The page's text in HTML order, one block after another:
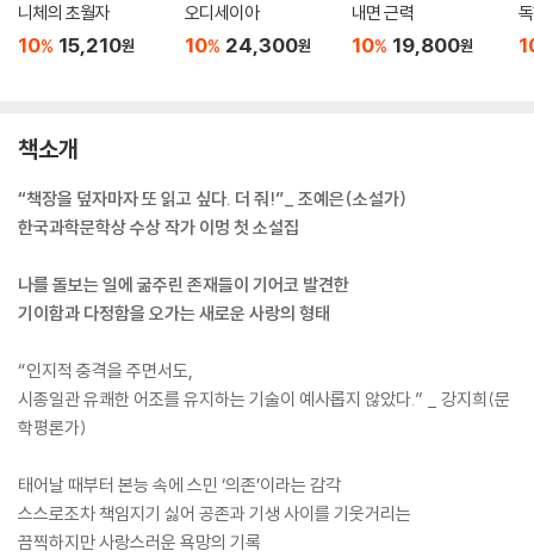
니체의 초월자
10% 15,210원
오디세이아
10% 24,300원
내면 근력
10% 19,800원
책소개
“책장을 덮자마자 또 읽고 싶다. 더 줘!”_ 조예은(소설가)
한국과학문학상 수상 작가 이멍 첫 소설집
나를 돌보는 일에 굶주린 존재들이 기어코 발견한
기이함과 다정함을 오가는 새로운 사랑의 형태
“인지적 충격을 주면서도,
시종일관 유쾌한 어조를 유지하는 기술이 예사롭지 않았다.” _ 강지희(문
학평론가)
태어날 때부터 본능 속에 스민 ‘의존’이라는 감각
스스로조차 책임지기 싫어 공존과 기생 사이를 기웃거리는
끔찍하지만 사랑스러운 욕망의 기록